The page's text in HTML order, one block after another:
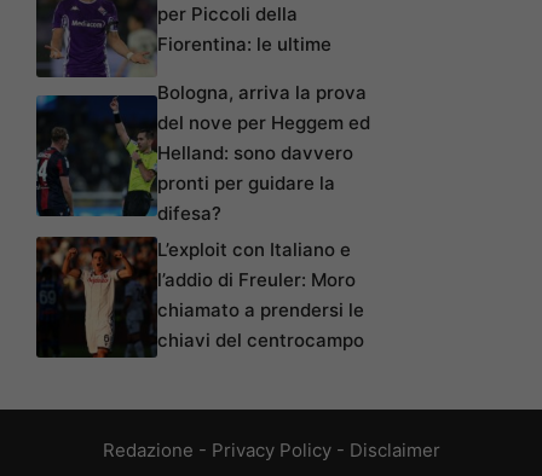
per Piccoli della
Fiorentina: le ultime
Bologna, arriva la prova
del nove per Heggem ed
Helland: sono davvero
pronti per guidare la
difesa?
L’exploit con Italiano e
l’addio di Freuler: Moro
chiamato a prendersi le
chiavi del centrocampo
Redazione - Privacy Policy- Disclaimer